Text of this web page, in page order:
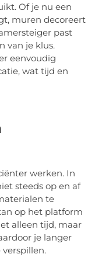
Of je nu een
muren decoreert
past
van je klus.
eenvoudig
wat tijd en
werken. In
steeds op en af
te
op het platform
alleen tijd, maar
je langer